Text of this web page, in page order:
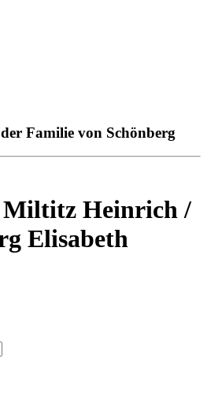
Familie von Schönberg
Heinrich /
Elisabeth